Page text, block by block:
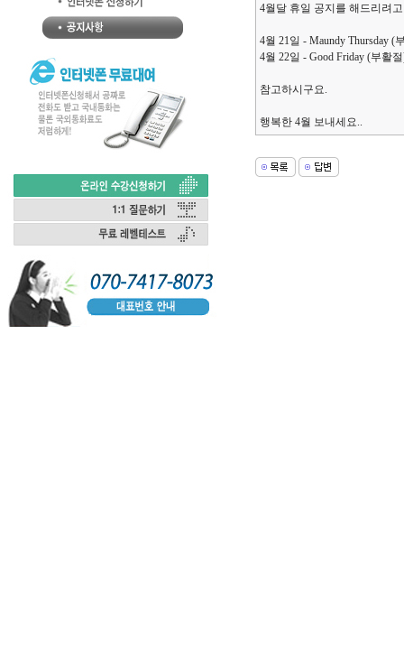
4월달 휴일 공지를 해드리려
4월 21일 - Maundy Thursday (
4월 22일 - Good Friday (부활
참고하시구요.
행복한 4월 보내세요..